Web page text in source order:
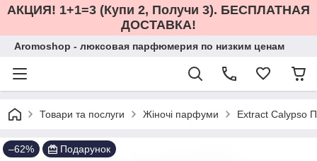
АКЦИЯ! 1+1=3 (Купи 2, Получи 3). БЕСПЛАТНАЯ
ДОСТАВКА!
Aromoshop - люксовая парфюмерия по низким ценам
Товари та послуги Жіночі парфуми Extract Calypso
–62% Подарунок